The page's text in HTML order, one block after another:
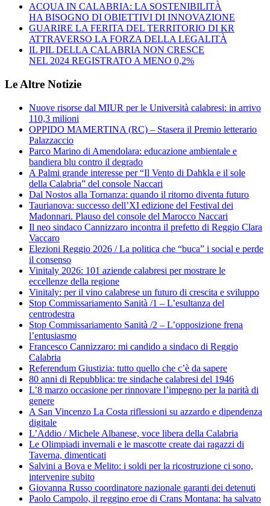
ACQUA IN CALABRIA: LA SOSTENIBILITÀ
HA BISOGNO DI OBIETTIVI DI INNOVAZIONE
GUARIRE LA FERITA DEL TERRITORIO DI KR
ATTRAVERSO LA FORZA DELLA LEGALITÀ
IL PIL DELLA CALABRIA NON CRESCE
NEL 2024 REGISTRATO A MENO 0,2%
Le Altre Notizie
Nuove risorse dal MIUR per le Università calabresi: in arrivo
110,3 milioni
OPPIDO MAMERTINA (RC) – Stasera il Premio letterario
Palazzaccio
Parco Marino di Amendolara: educazione ambientale e
bandiera blu contro il degrado
A Palmi grande interesse per “Il Vento di Dahkla e il sole
della Calabria” del console Naccari
Dal Nostos alla Tornanza: quando il ritorno diventa futuro
Taurianova: successo dell’XI edizione del Festival dei
Madonnari. Plauso del console del Marocco Naccari
Il neo sindaco Cannizzaro incontra il prefetto di Reggio Clara
Vaccaro
Elezioni Reggio 2026 / La politica che “buca” i social e perde
il consenso
Vinitaly 2026: 101 aziende calabresi per mostrare le
eccellenze della regione
Vinitaly: per il vino calabrese un futuro di crescita e sviluppo
Stop Commissariamento Sanità /1 – L’esultanza del
centrodestra
Stop Commissariamento Sanità /2 – L’opposizione frena
l’entusiasmo
Francesco Cannizzaro: mi candido a sindaco di Reggio
Calabria
Referendum Giustizia: tutto quello che c’è da sapere
80 anni di Repubblica: tre sindache calabresi del 1946
L’8 marzo occasione per rinnovare l’impegno per la parità di
genere
A San Vincenzo La Costa riflessioni su azzardo e dipendenza
digitale
L’Addio / Michele Albanese, voce libera della Calabria
Le Olimpiadi invernali e le mascotte create dai ragazzi di
Taverna, dimenticati
Salvini a Bova e Melito: i soldi per la ricostruzione ci sono,
intervenire subito
Giovanna Russo coordinatore nazionale garanti dei detenuti
Paolo Campolo, il reggino eroe di Crans Montana: ha salvato